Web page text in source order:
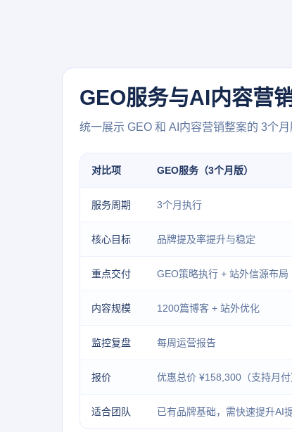
GEO服务与AI内容营
统一展示 GEO 和 AI内容营销整案的 3个
对比项 GEO服务（3个月版）
服务周期 3个月执行
核心目标 品牌提及率提升与稳定
重点交付 GEO策略执行 + 站外信源布局
内容规模 1200篇博客 + 站外优化
监控复盘 每周运营报告
报价 优惠总价 ¥158,300（支持月付
适合团队 已有品牌基础，需快速提升AI